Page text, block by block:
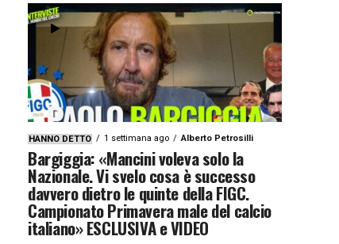
HANNO DETTO 1 settimana ago Alberto Petrosilli
Bargiggia: «Mancini voleva solo la
Nazionale. Vi svelo cosa è successo
davvero dietro le quinte della FIGC.
Campionato Primavera male del calcio
italiano» ESCLUSIVA e VIDEO